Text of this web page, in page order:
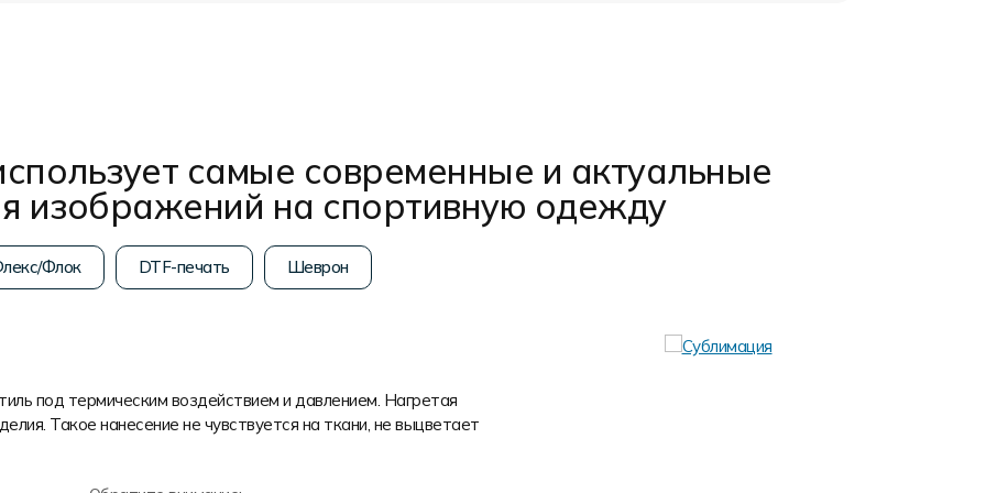
самые современные и актуальные
изображений на спортивную одежду
Флок DTF-печать Шеврон
под термическим воздействием и давлением. Нагретая
Такое нанесение не чувствуется на ткани, не выцветает